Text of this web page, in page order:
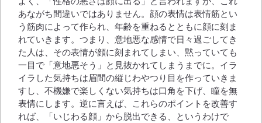
あながち間違いではありません。顔の表情は表情筋とい
う筋肉によって作られ、年齢を重ねるとともに顔に刻ま
れていきます。つまり、意地悪な感情で日々過ごしてき
た人は、その表情が顔に刻まれてしまい、黙っていても
一目で「意地悪そう」と見抜かれてしまうまでに。イラ
イラした気持ちは眉間の縦じわやつり目を作っていきま
すし、不機嫌で楽しくない気持ちは口角を下げ、瞳を無
表情にします。逆に言えば、これらのポイントを改善す
れば、「いじわる顔」から脱出できる、というわけで